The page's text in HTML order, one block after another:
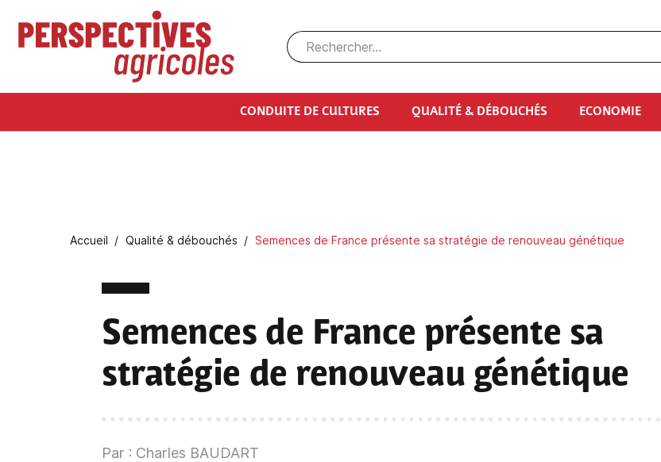
Aller au contenu principal
CONDUITE DE CULTURES QUALITÉ & DÉBOUCHÉS ECONOMIE
Fil d'Ariane
Accueil Qualité & débouchés Semences de France présente sa stratégie de renouveau génétique
Semences de France présente sa
stratégie de renouveau génétique
Par : Charles BAUDART